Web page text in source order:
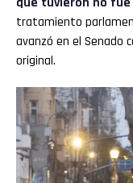
tratamiento
avanzó en el Senado
original.